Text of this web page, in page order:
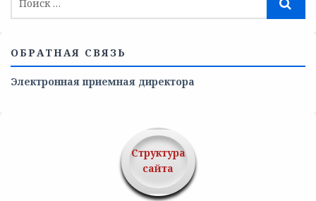
ОБРАТНАЯ СВЯЗЬ
Электронная приемная директора
Структура
сайта